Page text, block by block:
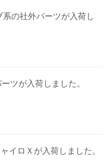
の社外パーツが入荷し
ツが入荷しました。
イロＸが入荷しました。